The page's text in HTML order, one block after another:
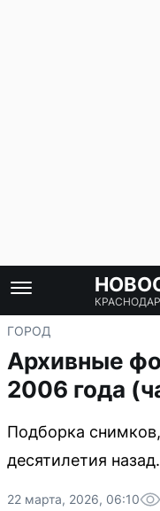
ГОРОД
Архивные
2006 года
Подборка
десятилетия назад.
22 марта, 2026, 06:10